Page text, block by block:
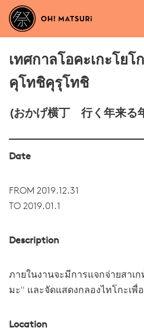
เทศกาลโอคะเกะโยโ
คุโทชิคุรุโทชิ
(おかげ横丁 行く年来る
Date
FROM 2019.12.31
TO 2019.01.1
Description
ภายในงานจะมีการแจกจ่ายสาเ
มะ" และจัดแสดงกลองไทโกะเพื่
Location